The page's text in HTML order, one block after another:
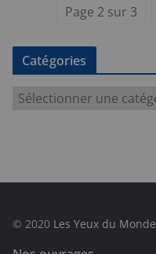
Page 2 sur 3
Catégories
© 2020 Les Yeux du Monde